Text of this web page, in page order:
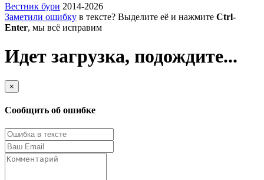
Вестник бури 2014-2026
Заметили ошибку в тексте? Выделите её и нажмите Ctrl-
Enter, мы всё исправим
Идет загрузка, подождите...
×
Сообщить об ошибке